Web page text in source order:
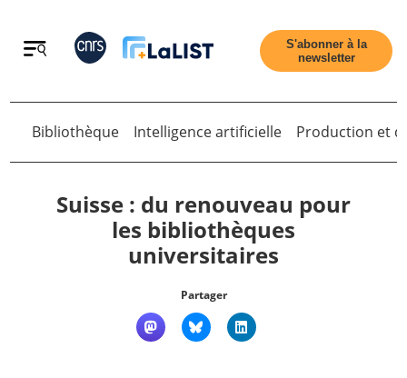
Retour
S'abonner à la
newsletter
Bibliothèque Intelligence artificielle Production et
Suisse : du renouveau pour
les bibliothèques
universitaires
Partager